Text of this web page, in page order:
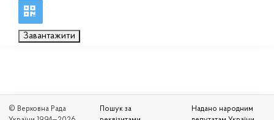
Завантажити
© Верховна Рада
Пошук за
Надано народним